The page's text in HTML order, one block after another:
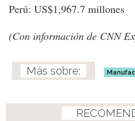
Perú: US$1,967.7 millones
(Con información de CNN